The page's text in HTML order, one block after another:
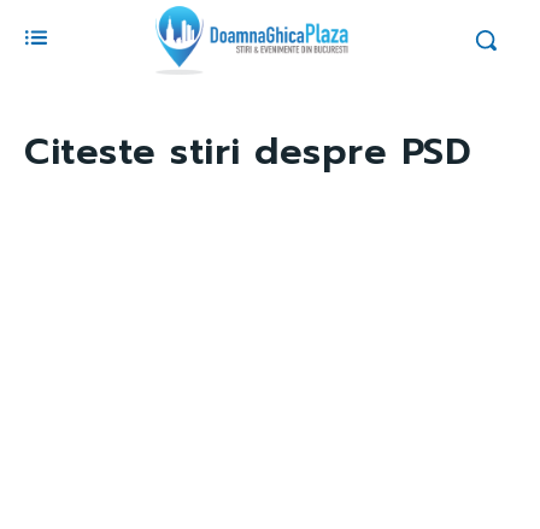
Citeste stiri despre PSD